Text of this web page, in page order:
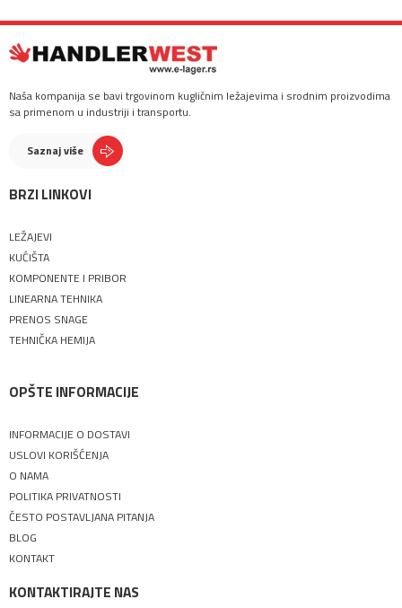
Naša kompanija se bavi trgovinom kugličnim ležajevima i srodnim proizvodima
sa primenom u industriji i transportu.
Saznaj više
BRZI LINKOVI
LEŽAJEVI
KUĆIŠTA
KOMPONENTE I PRIBOR
LINEARNA TEHNIKA
PRENOS SNAGE
TEHNIČKA HEMIJA
OPŠTE INFORMACIJE
INFORMACIJE O DOSTAVI
USLOVI KORIŠĆENJA
O NAMA
POLITIKA PRIVATNOSTI
ČESTO POSTAVLJANA PITANJA
BLOG
KONTAKT
KONTAKTIRAJTE NAS